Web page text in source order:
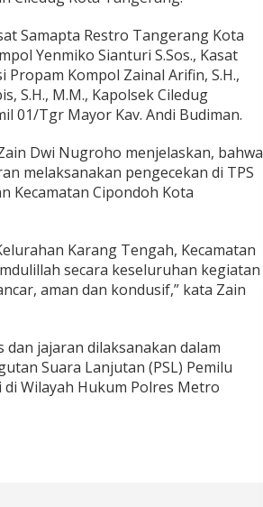
Samapta Restro Tangerang Kota
Yenmiko Sianturi S.Sos., Kasat
Propam Kompol Zainal Arifin, S.H.,
S.H., M.M., Kapolsek Ciledug
01/Tgr Mayor Kav. Andi Budiman.
Dwi Nugroho menjelaskan, bahwa
melaksanakan pengecekan di TPS
Kecamatan Cipondoh Kota
Karang Tengah, Kecamatan
secara keseluruhan kegiatan
aman dan kondusif,” kata Zain
jajaran dilaksanakan dalam
Suara Lanjutan (PSL) Pemilu
Wilayah Hukum Polres Metro